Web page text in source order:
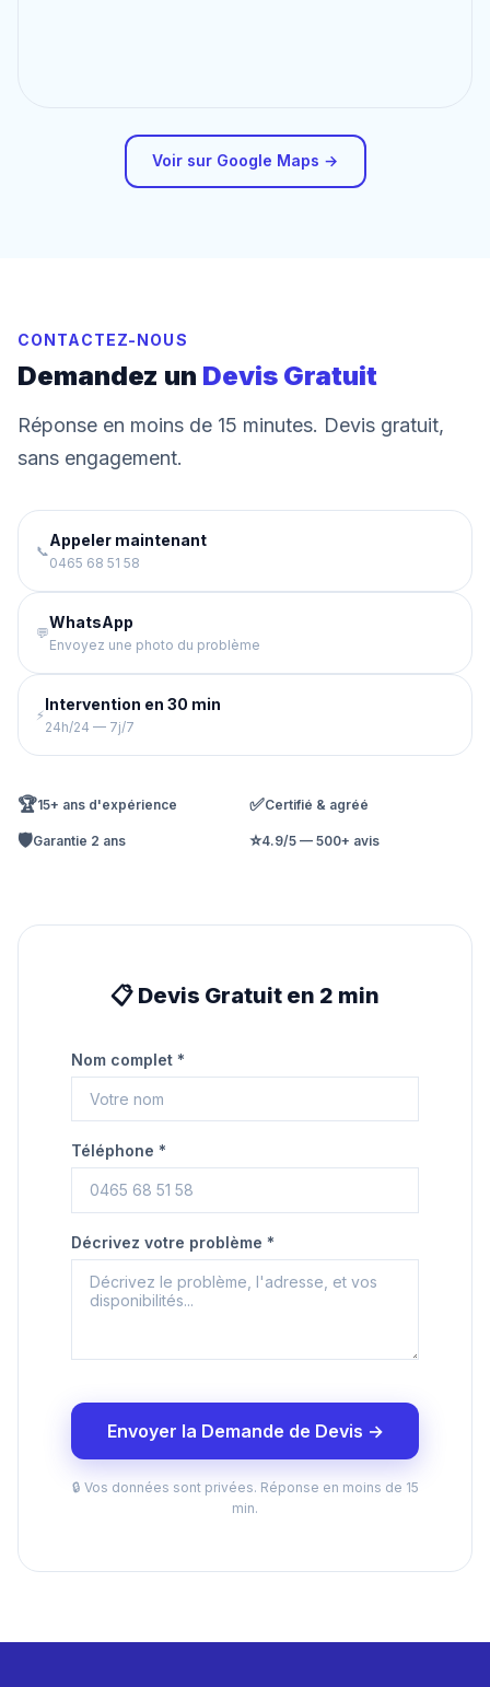
Voir sur Google Maps →
CONTACTEZ-NOUS
Demandez un Devis Gratuit
Réponse en moins de 15 minutes. Devis gratuit,
sans engagement.
📞
Appeler maintenant
0465 68 51 58
💬
WhatsApp
Envoyez une photo du problème
⚡
Intervention en 30 min
24h/24 — 7j/7
🏆15+ ans d'expérience ✅Certifié & agréé
🛡️Garantie 2 ans ⭐4.9/5 — 500+ avis
📋 Devis Gratuit en 2 min
Nom complet *
Téléphone *
Décrivez votre problème *
Envoyer la Demande de Devis →
🔒 Vos données sont privées. Réponse en moins de 15
min.